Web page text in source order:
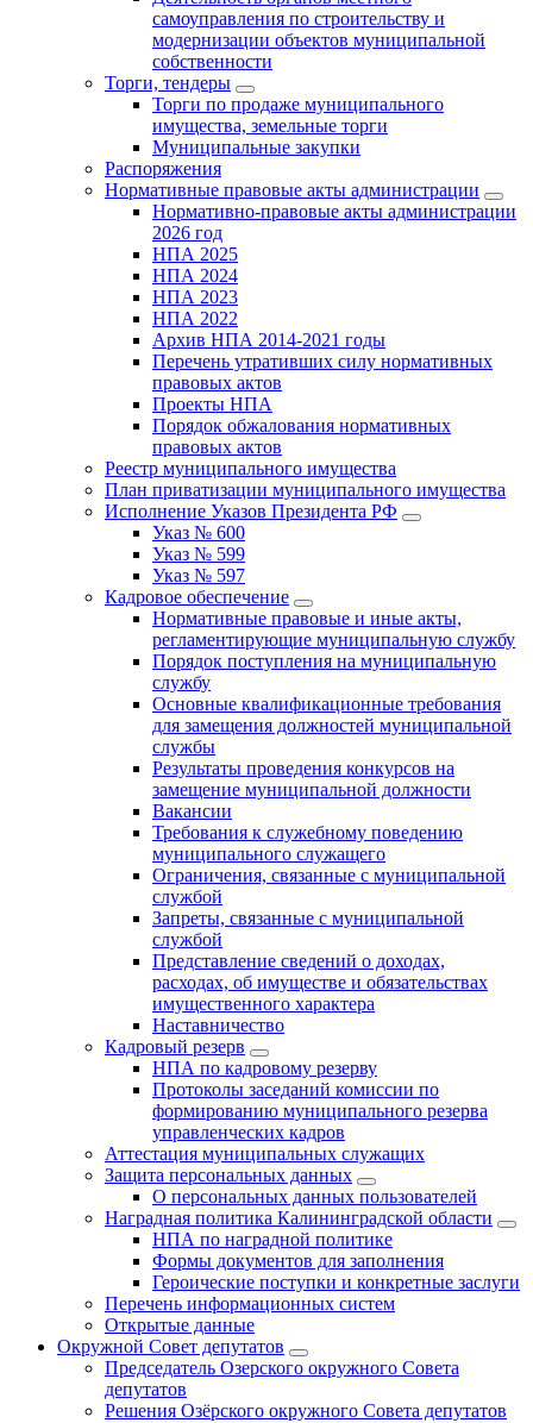
самоуправления по строительству и
модернизации объектов муниципальной
собственности
Торги, тендеры
Торги по продаже муниципального
имущества, земельные торги
Муниципальные закупки
Распоряжения
Нормативные правовые акты администрации
Нормативно-правовые акты администрации
2026 год
НПА 2025
НПА 2024
НПА 2023
НПА 2022
Архив НПА 2014-2021 годы
Перечень утративших силу нормативных
правовых актов
Проекты НПА
Порядок обжалования нормативных
правовых актов
Реестр муниципального имущества
План приватизации муниципального имущества
Исполнение Указов Президента РФ
Указ № 600
Указ № 599
Указ № 597
Кадровое обеспечение
Нормативные правовые и иные акты,
регламентирующие муниципальную службу
Порядок поступления на муниципальную
службу
Основные квалификационные требования
для замещения должностей муниципальной
службы
Результаты проведения конкурсов на
замещение муниципальной должности
Вакансии
Требования к служебному поведению
муниципального служащего
Ограничения, связанные с муниципальной
службой
Запреты, связанные с муниципальной
службой
Представление сведений о доходах,
расходах, об имуществе и обязательствах
имущественного характера
Наставничество
Кадровый резерв
НПА по кадровому резерву
Протоколы заседаний комиссии по
формированию муниципального резерва
управленческих кадров
Аттестация муниципальных служащих
Защита персональных данных
О персональных данных пользователей
Наградная политика Калининградской области
НПА по наградной политике
Формы документов для заполнения
Героические поступки и конкретные заслуги
Перечень информационных систем
Открытые данные
Окружной Совет депутатов
Председатель Озерского окружного Совета
депутатов
Решения Озёрского окружного Совета депутатов